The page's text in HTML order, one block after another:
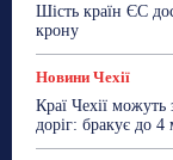
Шість країн ЄС
крону
Новини Чехії
Краї Чехії
доріг: бракує до